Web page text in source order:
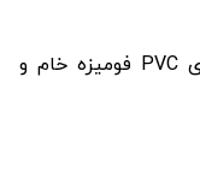
آکو، وارد کننده و توزیع کننده ورق های PVC فومیزه خام و